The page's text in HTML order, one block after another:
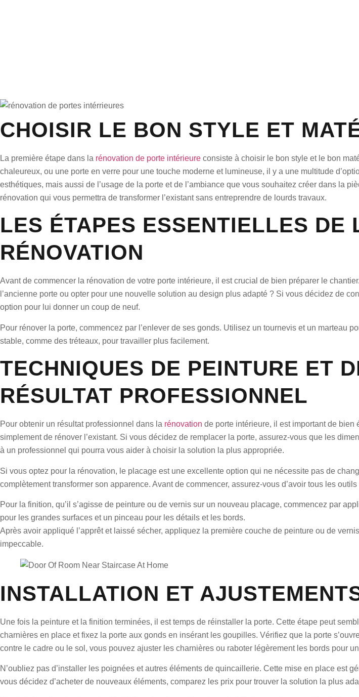
CHOISIR LE BON STYLE ET
La première étape dans la rénovation de porte intérieure consiste à choisir le bon style et le bon
chaleureux, ou une porte en verre pour une touche moderne et lumineuse, il y a une multitude
esthétiques, mais aussi de l’usage de la porte et de l’ambiance que vous souhaitez créer dans la
rénovation qui vous permettra de transformer l’existant sans entreprendre de lourds travaux.
LES ÉTAPES ESSENTIELLES DE
RÉNOVATION
Avant de commencer la rénovation de votre porte intérieure, il est crucial de bien préparer le
l’ancienne porte ou opter pour une nouvelle solution au design plus adapté ? Si vous décidez de
option pour lui donner un coup de neuf.
Pour rénover la porte, commencez par l’enlever de ses gonds. Utilisez un tournevis et un marteau
stable, comme des tréteaux, pour travailler plus facilement.
TECHNIQUES DE PEINTURE ET
RÉSULTAT PROFESSIONNEL
Pour obtenir un résultat professionnel dans la rénovation de porte intérieure, il est important de
simplement de rénover l’existant. Si vous décidez de remplacer la porte, assurez-vous que les
à un professionnel qui pourra vous aider à choisir la solution la plus appropriée.
Si vous optez pour la rénovation, le placage est une excellente option qui ne nécessite pas de
complètement transformer son apparence. Avant de commencer, assurez-vous d’avoir tous les
Pour la finition, qu’il s’agisse de peinture ou de vernis sur un nouveau placage, commencez par
pour les grandes surfaces et un pinceau pour les détails et les bords.
Après avoir appliqué l’apprêt et laissé sécher, appliquez la première couche de peinture ou de
impeccable.
INSTALLATION ET
Une fois la peinture et la finition terminées, il est temps de réinstaller la porte. Cette étape peut
charnières en place et fixez la porte aux gonds en insérant les goupilles. Vérifiez que la porte
contre le cadre ou le sol, vous pouvez ajuster les charnières ou raboter légèrement les bords pour
N’oubliez pas d’installer les poignées et autres éléments de quincaillerie. Cette mise en place est
vous décidez d’acheter de nouveaux éléments, comparez les prix pour trouver la solution la plus